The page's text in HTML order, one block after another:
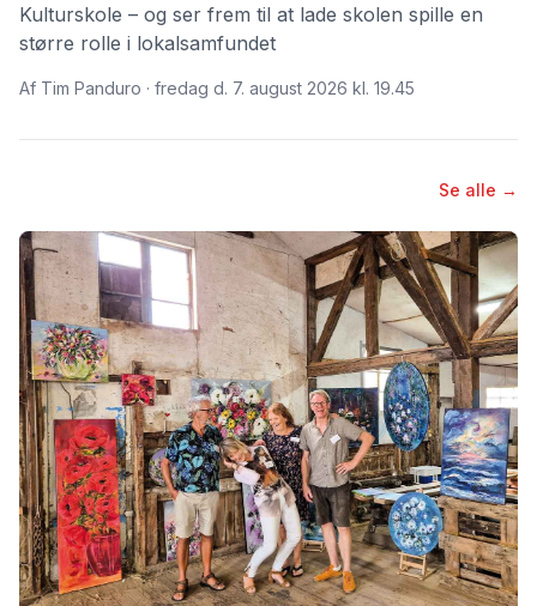
Kulturskole – og ser frem til at lade skolen spille en
større rolle i lokalsamfundet
Af Tim Panduro · fredag d. 7. august 2026 kl. 19.45
Se alle →